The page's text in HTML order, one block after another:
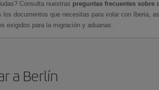
Consulta nuestras preguntas frecuentes sobre
los documentos que necesitas para volar con Iberia,
exigidos para la migración y aduanas.
a Berlín